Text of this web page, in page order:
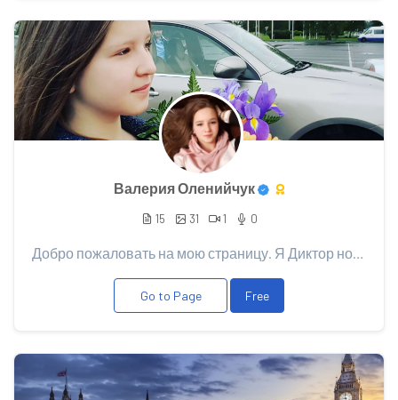
Валерия Оленийчук
15 31 1 0
Добро пожаловать на мою страницу. Я Диктор новостей в @cryptoblogtv
Go to Page Free